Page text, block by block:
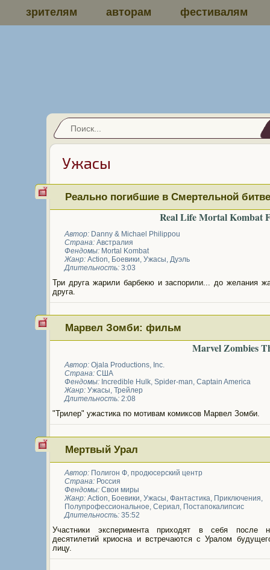
зрителям авторам фестивалям
Ужасы
Реально погибшие в Смертельной битве
Real Life Mortal Kombat
Автор: Danny & Michael Philippou
Страна: Австралия
Фендомы: Mortal Kombat
Жанр: Action, Боевики, Ужасы, Дуэль
Длительность: 3:03
Три друга жарили барбекю и заспорили... до желания
друга.
Марвел Зомби: фильм
Marvel Zombies
Автор: Ojala Productions, Inc.
Страна: США
Фендомы: Incredible Hulk, Spider-man, Captain America
Жанр: Ужасы, Трейлер
Длительность: 2:08
"Трилер" ужастика по мотивам комиксов Марвел Зомби.
Мертвый Урал
Автор: Полигон Ф, продюсерский центр
Страна: Россия
Фендомы: Свои миры
Жанр: Action, Боевики, Ужасы, Фантастика, Приключения,
Полупрофессиональное, Сериал, Постапокалипсис
Длительность: 35:52
Участники эксперимента приходят в себя после
десятилетий криосна и встречаются с Уралом
лицу.